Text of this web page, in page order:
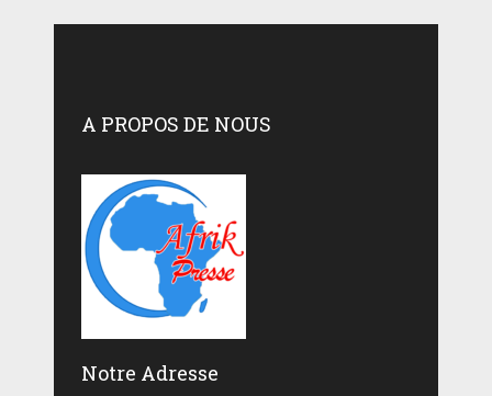
A PROPOS DE NOUS
Notre Adresse